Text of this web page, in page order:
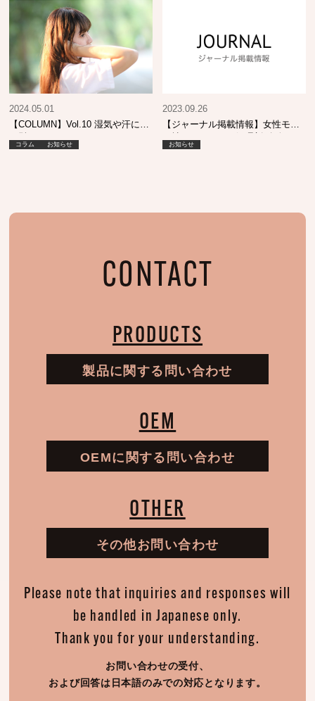
【COLUMN】Vol.10 湿気や汗に強
い髪って？
2024.05.01
コラム お知らせ
【ジャーナル掲載情報】女性モー
ド社 ヘアカラー処理剤 攻略
BOOK
2023.09.26
お知らせ
CONTACT
PRODUCTS
製品に関する問い合わせ
OEM
OEMに関する問い合わせ
OTHER
その他お問い合わせ
Please note that inquiries and responses will
be handled in Japanese only.
Thank you for your understanding.
お問い合わせの受付、
および回答は日本語のみでの対応となります。